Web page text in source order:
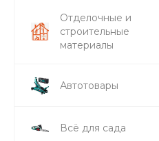
Отделочные и
строительные
материалы
Автотовары
Всё для сада